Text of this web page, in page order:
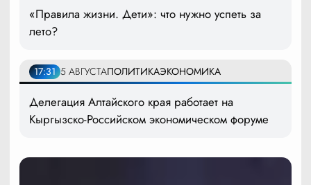
«Правила жизни. Дети»: что нужно успеть за
лето?
17:31 5 АВГУСТАПОЛИТИКАЭКОНОМИКА
Делегация Алтайского края работает на
Кыргызско-Российском экономическом форуме